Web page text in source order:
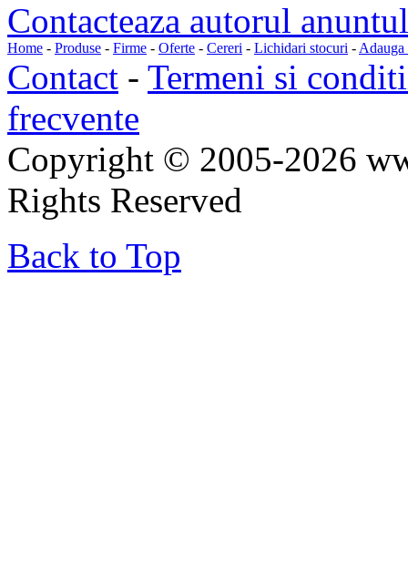
Contacteaza autorul
Home - Produse - Firme - Oferte - Cereri - Lichidari stocuri - Adauga
Contact - Termeni si
frecvente
Copyright © 2005-2026
Rights Reserved
Back to Top